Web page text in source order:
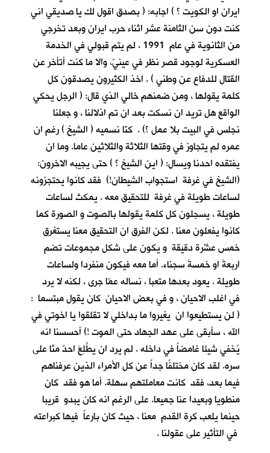
ايران او الكويت ؟ ) اجابه: ( بصدق اقول لك يا صديقي اني
كنت دون سن الثامنة عشر اثناء حرب ايران وبعد تخرجي
من الثانوية في عام 1991 ، لم يتم قبولي في الخدمة
العسكرية لوجود قصر نظر في عينيّ، والا ما كنت أتأخر عن
القتال للدفاع عن وطني ) . اخذ الكثيرون يصدقون كل
كلمة يقولها ، ومن ضمنهم خالي الذي قال: ( الرجل يحكي
الواقع هل تريد ان نسكت بعد ان تم اذلالنا ، و جعلنا
نجلس في البيت بلا عمل ؟) . كنّا نسميه ( الشيخ ) رغم ان
عمره لم يتجاوز في وقتها الثلاثة والثلاثين عاما. وما ان
يفتقده احدنا ويسال: ( اين الشيخ ؟ ) حتى يجيبه الاخرون:
(الشيخ في غرفة استجواب الشيطان!) فقد كانوا يحتجزونه
لساعات طويلة في غرفة للتحقيق معه . يمكث لساعات
طويلة ، يسجلون كل كلمة يقولها بالصوت و الصورة كما
كانوا يفعلون معنا . لكن الفرق ان التحقيق معنا يستغرق
خمس عشْرة دقيقة و يكون على شكل مجموعات تضم
اربعةَ او خمسةَ سجناء. أما معه فيكون منفردا ولساعات
طويلة . يعود بعدها متعبا ، نساله عمّا جرى ، لكنه لا يرد
في اغلب الاحيان ، و في بعض الاحيان كان يقول مبتسما :
( لن يستطيعوا ان يغيروا ما بداخلي لا تقلقوا يا اخوتي في
الله ، سأبقى على عهد الجهاد حتى الموت !) أحسسنا انه
يُخفي شيئا غامضاً في داخله . لم يرد ان يطَّلِعَ احدٌ منَّا على
سره. لقد كان مختلفًا جداً عن كل الأمراء الذين عرفناهم
فيما بعد، فقد كانت معاملتهم سهلة. أما هو فقد كان
منطويا وبعيدا عنا جميعا. على الرغم انه كان يبدو قريبا
حينما يلعب كرة القدم معنا ، حيث كان بارعاً فيها كبراعته
في التأثير على عقولنا .